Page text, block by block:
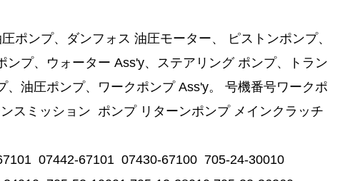
ポンプ、ダンフォス 油圧モーター、
ピストンポンプ、
ンプ、ウォーター Ass'y、ステアリング ポンプ、トラン
、油圧ポンプ、ワークポンプ Ass'y。 号機番号ワークポ
スミッション ポンプ リターンポンプ メインクラッチ
07442-67101 07430-67100 705-24-30010